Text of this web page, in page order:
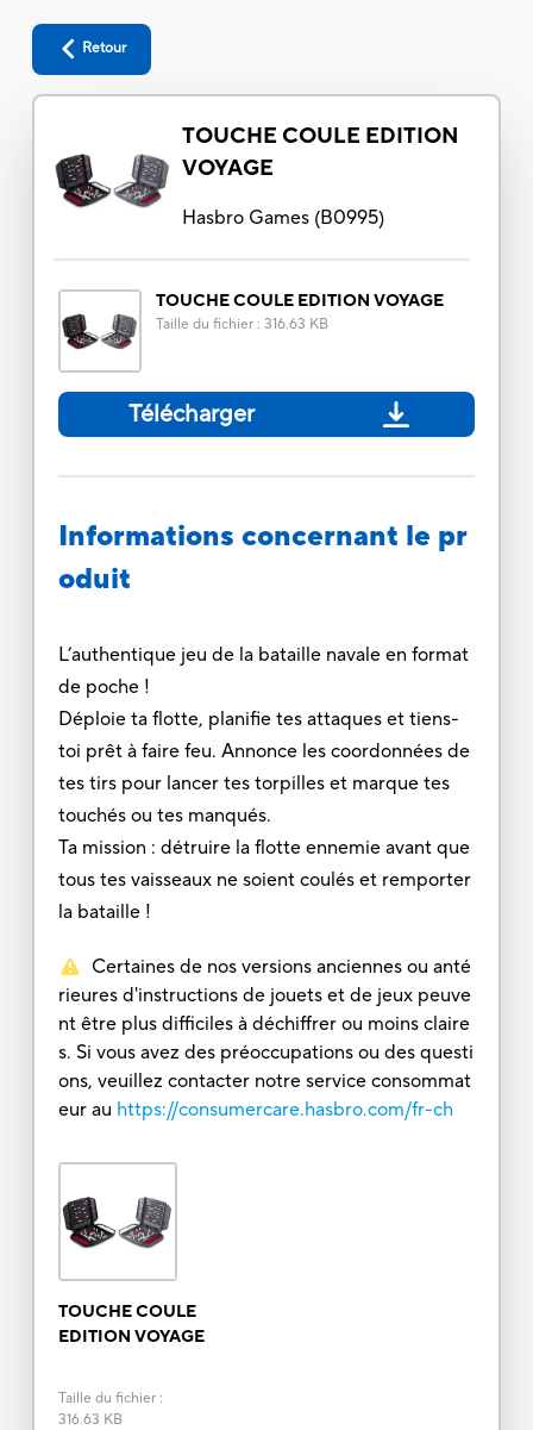
Retour
TOUCHE COULE EDITION
VOYAGE
Hasbro Games(B0995)
TOUCHE COULE EDITION VOYAGE
Taille du fichier: 316.63 KB
Télécharger
Informations concernant le pr
oduit
L’authentique jeu de la bataille navale en format
de poche !
Déploie ta flotte, planifie tes attaques et tiens-
toi prêt à faire feu. Annonce les coordonnées de
tes tirs pour lancer tes torpilles et marque tes
touchés ou tes manqués.
Ta mission : détruire la flotte ennemie avant que
tous tes vaisseaux ne soient coulés et remporter
la bataille !
Certaines de nos versions anciennes ou anté
rieures d'instructions de jouets et de jeux peuve
nt être plus difficiles à déchiffrer ou moins claire
s. Si vous avez des préoccupations ou des questi
ons, veuillez contacter notre service consommat
eur au https://consumercare.hasbro.com/fr-ch
TOUCHE COULE
EDITION VOYAGE
Taille du fichier:
316.63 KB